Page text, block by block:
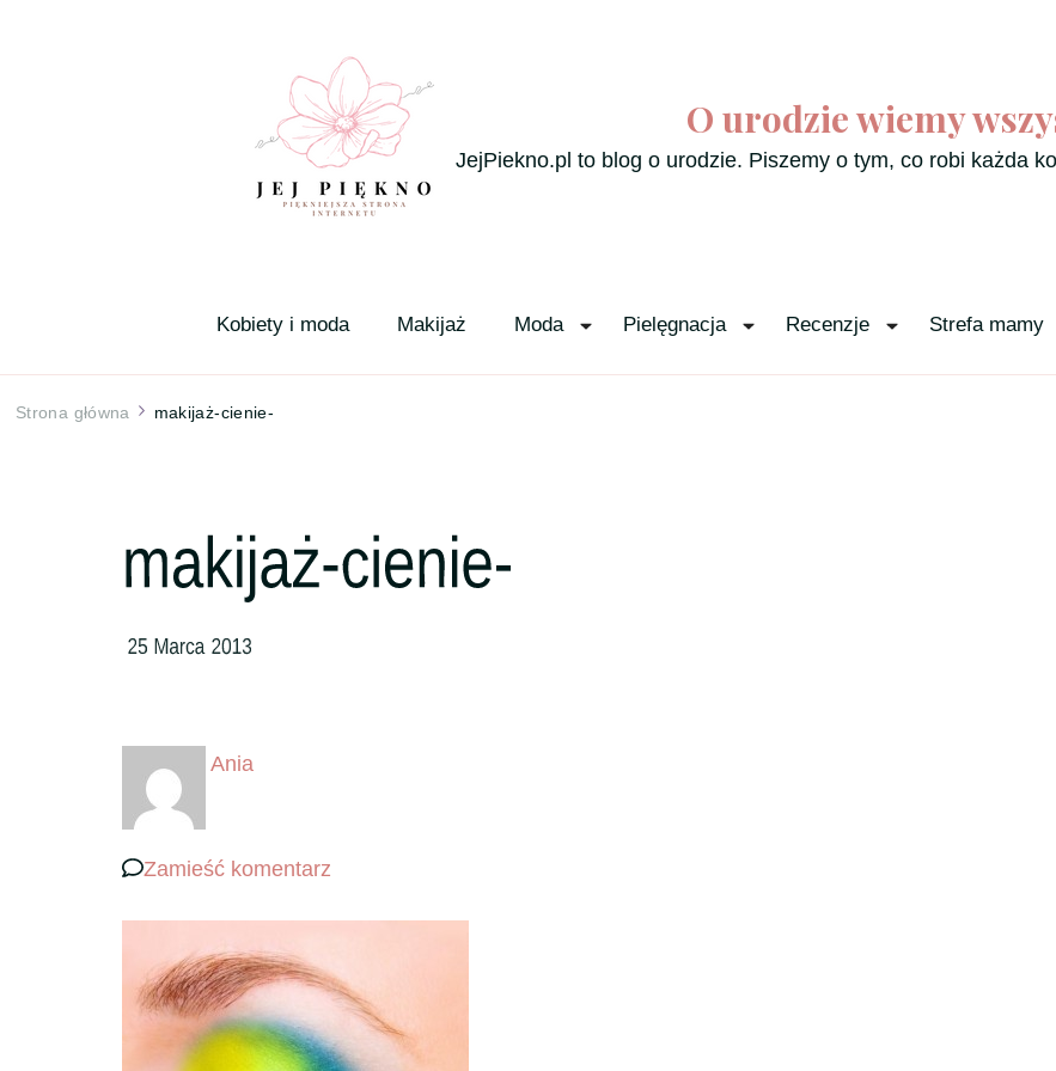
O urodzie wiemy
JejPiekno.pl to blog o urodzie. Piszemy o tym, co robi każda
Kobiety i moda Makijaż Moda Pielęgnacja Recenzje Strefa mamy
Strona główna makijaż-cienie-
Ania
Zamieść komentarz
cienie-